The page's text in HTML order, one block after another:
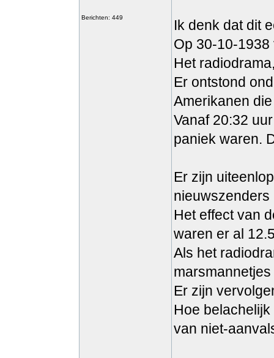
Berichten: 449
Ik denk dat dit
Op 30-10-
Het
Er ontstond
Amerikanen
Vanaf 20:32
paniek waren.
Er zijn
Het effect van
waren er al
Als het
Er zijn
Hoe
van niet-